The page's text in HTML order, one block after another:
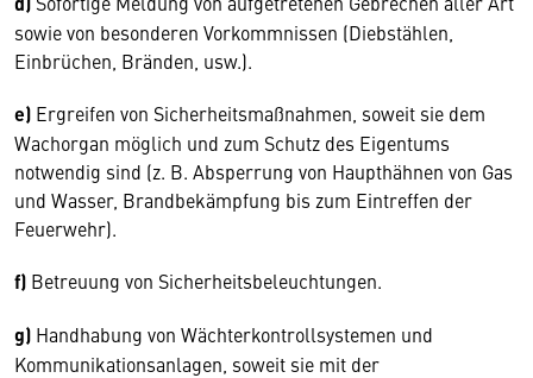
sowie von besonderen Vorkommnissen (Diebstählen,
Einbrüchen, Bränden, usw.).
e) Ergreifen von Sicherheitsmaßnahmen, soweit sie dem
Wachorgan möglich und zum Schutz des Eigentums
notwendig sind (z. B. Absperrung von Haupthähnen von Gas
und Wasser, Brandbekämpfung bis zum Eintreffen der
Feuerwehr).
f) Betreuung von Sicherheitsbeleuchtungen.
g) Handhabung von Wächterkontrollsystemen und
Kommunikationsanlagen, soweit sie mit der